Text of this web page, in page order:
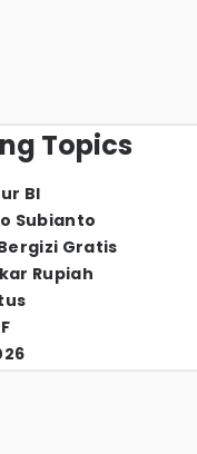
Topics
BI
Subianto
Gratis
Rupiah